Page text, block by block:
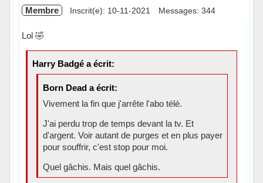
Membre Inscrit(e): 10-11-2021 Messages: 344
Lol 🤣
Harry Badgé a écrit:
Born Dead a écrit:
Vivement la fin que j'arrête l'abo télé.
J'ai perdu trop de temps devant la tv. Et
d'argent. Voir autant de purges et en plus payer
pour souffrir, c'est stop pour moi.
Quel gâchis. Mais quel gâchis.